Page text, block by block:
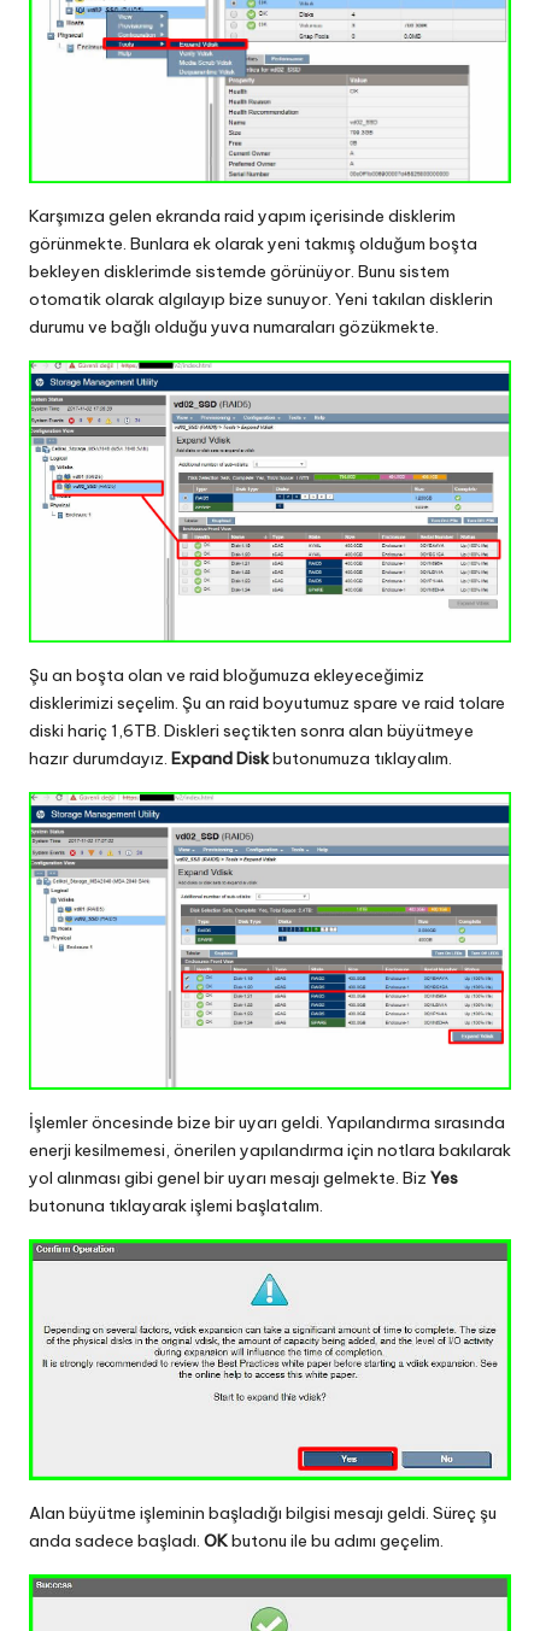
Karşımıza gelen ekranda raid yapım içerisinde disklerim
görünmekte. Bunlara ek olarak yeni takmış olduğum boşta
bekleyen disklerimde sistemde görünüyor. Bunu sistem
otomatik olarak algılayıp bize sunuyor. Yeni takılan disklerin
durumu ve bağlı olduğu yuva numaraları gözükmekte.
Şu an boşta olan ve raid bloğumuza ekleyeceğimiz
disklerimizi seçelim. Şu an raid boyutumuz spare ve raid tolare
diski hariç 1,6TB. Diskleri seçtikten sonra alan büyütmeye
hazır durumdayız. Expand Diskbutonumuza tıklayalım.
İşlemler öncesinde bize bir uyarı geldi. Yapılandırma sırasında
enerji kesilmemesi, önerilen yapılandırma için notlara bakılarak
yol alınması gibi genel bir uyarı mesajı gelmekte. Biz Yes
butonuna tıklayarak işlemi başlatalım.
Alan büyütme işleminin başladığı bilgisi mesajı geldi. Süreç şu
anda sadece başladı. OKbutonu ile bu adımı geçelim.